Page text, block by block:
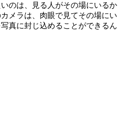
のは、見る人がその場にいるか
メラは、肉眼で見てその場にい
真に封じ込めることができるん